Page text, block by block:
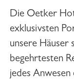
Die Oetker
exklusivsten
unsere Häuser
begehrtesten
jedes